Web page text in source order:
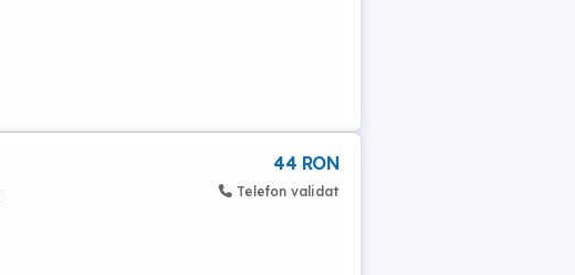
44 RON
Telefon validat